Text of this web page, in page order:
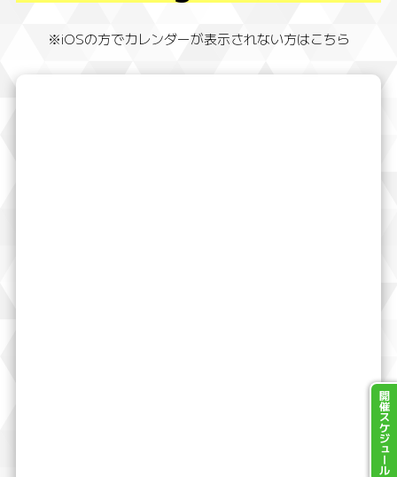
※iOSの方でカレンダーが表示されない方はこちら
開催スケジュール